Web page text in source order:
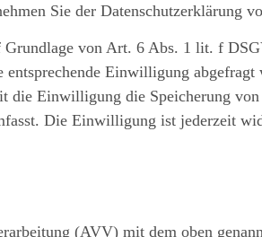
Sie der Datenschutzerklärung
von Art. 6 Abs. 1 lit. f
entsprechende Einwilligung
die Einwilligung die Speicherung
Die Einwilligung ist jederzeit
(AVV) mit dem oben